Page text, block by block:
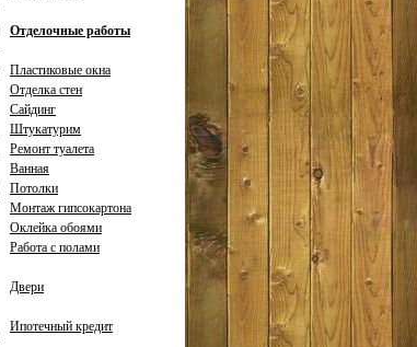
Отделочные работы
Пластиковые окна
Отделка стен
Сайдинг
Штукатурим
Ремонт туалета
Ванная
Потолки
Монтаж гипсокартона
Оклейка обоями
Работа с полами
Двери
Ипотечный кредит